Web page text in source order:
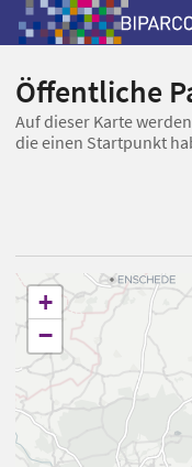
Öffentliche
Auf dieser Karte
die einen Startpunkt
+
−